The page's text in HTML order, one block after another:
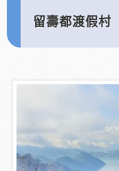
留壽都渡假村